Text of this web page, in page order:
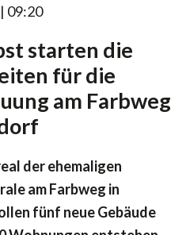
09:20
starten die
für die
am Farbweg
der ehemaligen
am Farbweg in
fünf neue Gebäude